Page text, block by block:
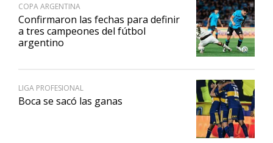
COPA ARGENTINA
Confirmaron las fechas para definir
a tres campeones del fútbol
argentino
LIGA PROFESIONAL
Boca se sacó las ganas